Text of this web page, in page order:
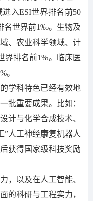
入ESI世界排名前50
名世界前1‰。生物及
、农业科学领域、计
界排名前1%。临床医
。
学科特色已经有效地
批重要成果。比如：
计与化学合成技术、
”人工神经康复机器人
获得国家级科技奖励
，以及在人工智能、
的科研与工程实力，